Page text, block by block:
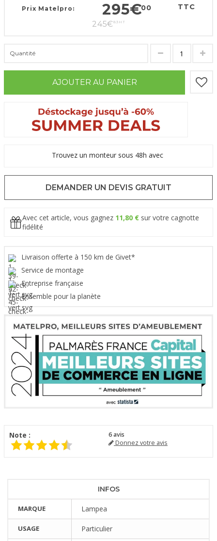
Prix Matelpro: 295€00 TTC
245€83 HT
Quantité
AJOUTER AU PANIER
Trouvez un monteur sous 48h avec
DEMANDER UN DEVIS GRATUIT
Avec cet article, vous gagnez 11,80 € sur votre cagnotte
fidélité
Livraison offerte à 150 km de Givet*
Service de montage
Entreprise française
Ensemble pour la planète
Note : 6avis
Donnez votre avis
INFOS
MARQUE Lampea
USAGE Particulier